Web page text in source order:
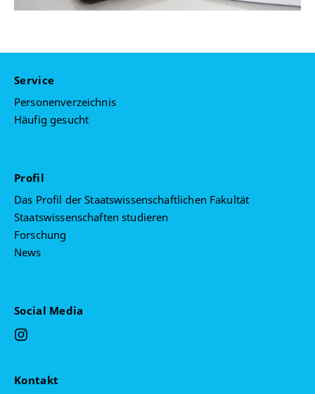
Service
Personenverzeichnis
Häufig gesucht
Profil
Das Profil der Staatswissenschaftlichen Fakultät
Staatswissenschaften studieren
Forschung
News
Social Media
Kontakt